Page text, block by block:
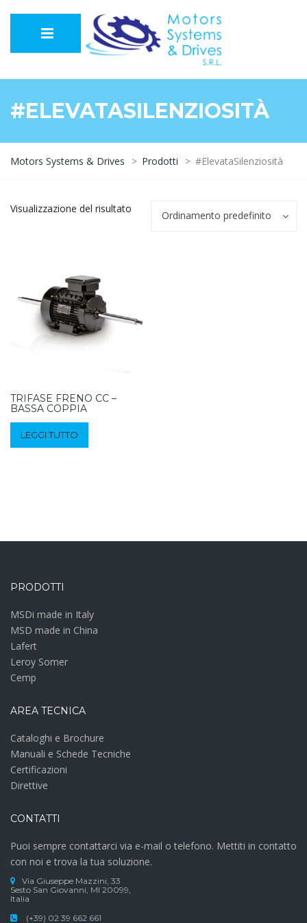
#ELEVATASILENZIOSITÀ
Motors Systems & Drives > Prodotti > #ElevataSilenziosità
Visualizzazione del risultato
Ordinamento predefinito
TRIFASE FRENO CC –
BASSA COPPIA
LEGGI TUTTO
PRODOTTI
MSDi made in Italy
MSD made in China
Lafert
Leroy Somer
Cemp
AREA TECNICA
Cataloghi e Brochure
Manuali e Schede Tecniche
Certificazioni
Direttive
CONTATTI
Puoi sempre contattarci via e-mail o telefono. Mettiti in contatto
con noi e trova la tua soluzione.
Via Giuseppe Mazzini, 33
Sesto San Giovanni, MI 20099,
Italia
(+39) 02 39 662 661